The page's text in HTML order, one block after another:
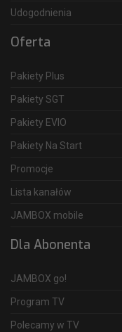
Udogodnienia
Oferta
Pakiety Plus
Pakiety SGT
Pakiety EVIO
Pakiety Na Start
Promocje
Lista kanałów
JAMBOX mobile
Dla Abonenta
JAMBOX go!
Program TV
Polecamy w TV